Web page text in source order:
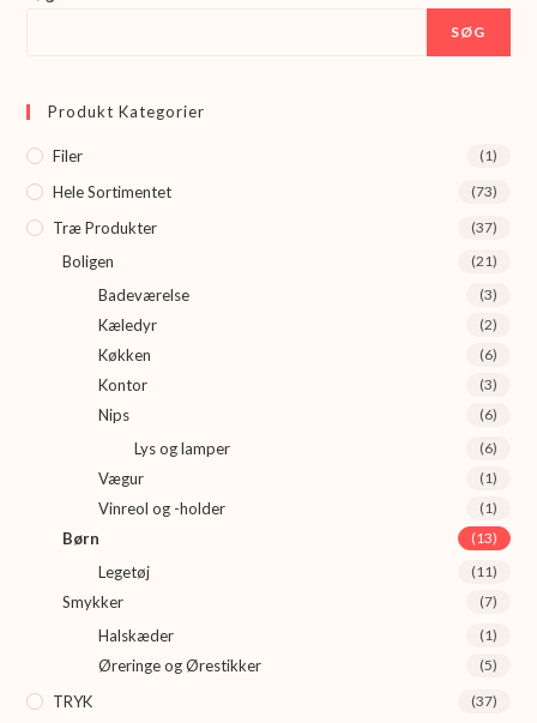
SØG
Produkt Kategorier
Filer (1)
Hele Sortimentet (73)
Træ Produkter (37)
Boligen (21)
Badeværelse (3)
Kæledyr (2)
Køkken (6)
Kontor (3)
Nips (6)
Lys og lamper (6)
Vægur (1)
Vinreol og -holder (1)
Børn (13)
Legetøj (11)
Smykker (7)
Halskæder (1)
Øreringe og Ørestikker (5)
TRYK (37)